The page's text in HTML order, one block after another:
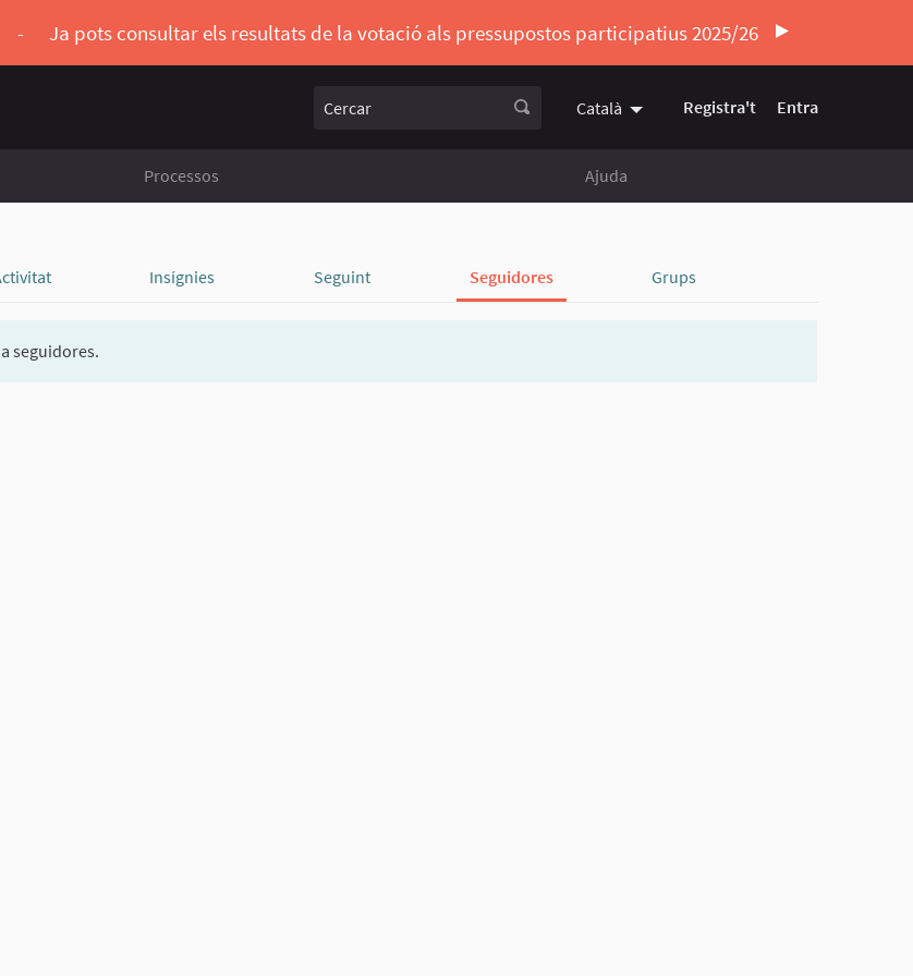
- Ja pots consultar els resultats de la votació als pressupostos participatius 2025/26
Català Triar la llengua Elegir el idioma
Registra't Entra
Processos Ajuda
Insígnies Seguint Seguidores Grups
seguidores.